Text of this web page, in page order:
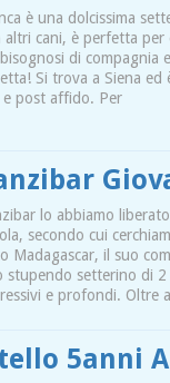
è una dolcissima
altri cani, è perfetta per
di compagnia
Si trova a Siena
e post affido. Per
lo abbiamo
secondo cui
Madagascar, il suo
stupendo setterino di 2
e profondi. Oltre
5anni